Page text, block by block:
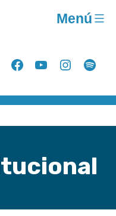
Twitter FacebookYoutubeInstagram
Menú